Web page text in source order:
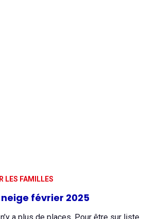
LES FAMILLES
février 2025